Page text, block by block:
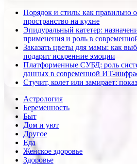
Порядок и стиль: как правильно
пространство на кухне
Эпидуральный катетер:
применения и роль в
Заказать цветы для мамы: как
подарит искренние эмоции
Платформенные СУБД: роль
данных в современной ИТ-
Стучит, колет или замирает:
Астрология
Беременность
Быт
Дом и уют
Другое
Еда
Женское здоровье
Здоровье